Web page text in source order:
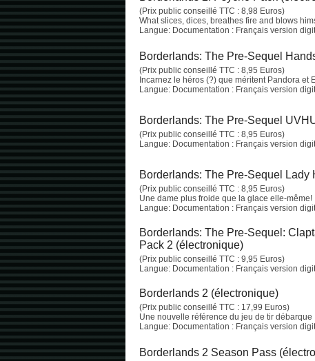
(Prix public conseillé TTC : 8,98 Euros)
What slices, dices, breathes fire and blows
Langue: Documentation : Français version
Borderlands: The Pre-Sequel
(Prix public conseillé TTC : 8,95 Euros)
Incarnez le héros (?) que méritent Pandora et
Langue: Documentation : Français version
Borderlands: The Pre-Sequel
(Prix public conseillé TTC : 8,95 Euros)
Langue: Documentation : Français version
Borderlands: The Pre-Sequel
(Prix public conseillé TTC : 8,95 Euros)
Une dame plus froide que la glace elle-même!
Langue: Documentation : Français version
Borderlands: The Pre-Sequel:
Pack 2 (électronique)
(Prix public conseillé TTC : 9,95 Euros)
Langue: Documentation : Français version
Borderlands 2 (électronique)
(Prix public conseillé TTC : 17,99 Euros)
Une nouvelle référence du jeu de tir débarque
Langue: Documentation : Français version
Borderlands 2 Season Pass